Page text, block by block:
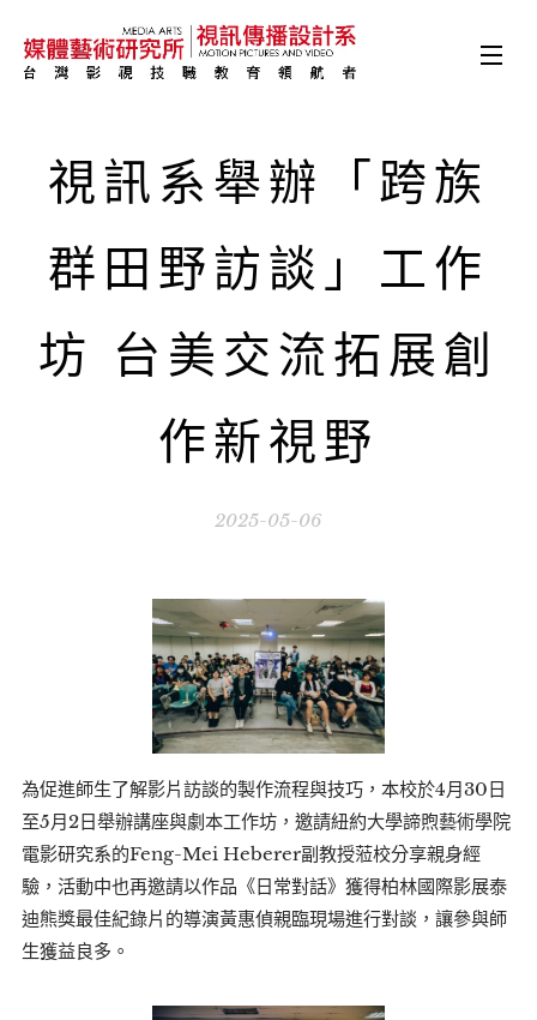
視訊系舉辦「跨族
群田野訪談」工作
坊 台美交流拓展創
作新視野
2025-05-06
為促進師生了解影片訪談的製作流程與技巧，本校於4月30日
至5月2日舉辦講座與劇本工作坊，邀請紐約大學諦煦藝術學院
電影研究系的Feng-Mei Heberer副教授蒞校分享親身經
驗，活動中也再邀請以作品《日常對話》獲得柏林國際影展泰
迪熊獎最佳紀錄片的導演黃惠偵親臨現場進行對談，讓參與師
生獲益良多。